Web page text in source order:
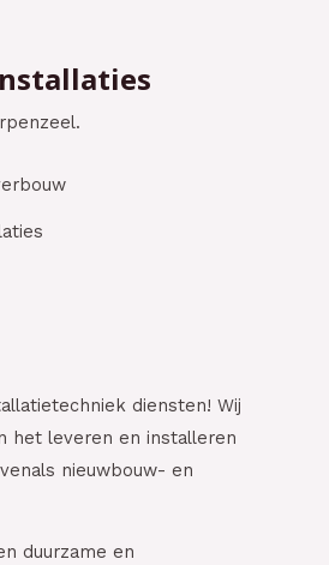
diensten! Wij
het leveren en installeren
nieuwbouw- en
duurzame en